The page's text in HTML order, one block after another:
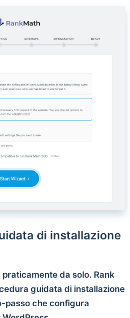
di installazione
da solo. Rank
guidata di installazione
passo che configura